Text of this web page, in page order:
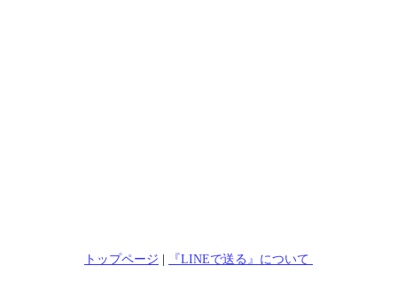
トップページ | 『LINEで送る』について